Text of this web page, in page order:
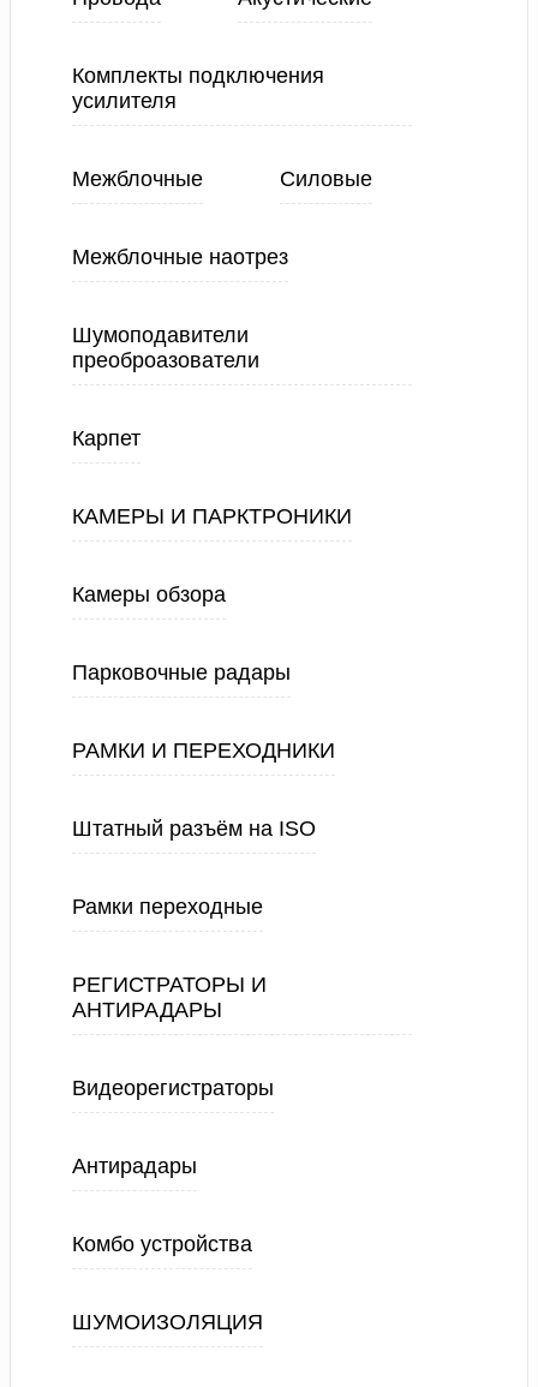
Комплекты подключения
усилителя
Межблочные Силовые
Межблочные наотрез
Шумоподавители
преоброазователи
Карпет
КАМЕРЫ И ПАРКТРОНИКИ
Камеры обзора
Парковочные радары
РАМКИ И ПЕРЕХОДНИКИ
Штатный разъём на ISO
Рамки переходные
РЕГИСТРАТОРЫ И
АНТИРАДАРЫ
Видеорегистраторы
Антирадары
Комбо устройства
ШУМОИЗОЛЯЦИЯ